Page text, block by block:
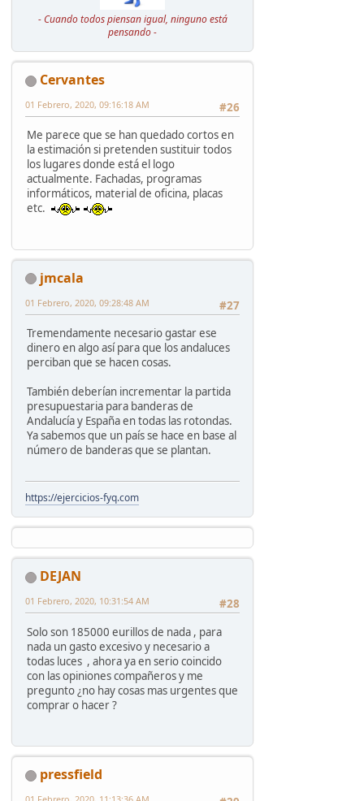
- Cuando todos piensan igual, ninguno está
pensando -
Cervantes
#26
01 Febrero, 2020, 09:16:18 AM
Me parece que se han quedado cortos en
la estimación si pretenden sustituir todos
los lugares donde está el logo
actualmente. Fachadas, programas
informáticos, material de oficina, placas
etc.
jmcala
#27
01 Febrero, 2020, 09:28:48 AM
Tremendamente necesario gastar ese
dinero en algo así para que los andaluces
perciban que se hacen cosas.
También deberían incrementar la partida
presupuestaria para banderas de
Andalucía y España en todas las rotondas.
Ya sabemos que un país se hace en base al
número de banderas que se plantan.
https://ejercicios-fyq.com
DEJAN
#28
01 Febrero, 2020, 10:31:54 AM
Solo son 185000 eurillos de nada , para
nada un gasto excesivo y necesario a
todas luces , ahora ya en serio coincido
con las opiniones compañeros y me
pregunto ¿no hay cosas mas urgentes que
comprar o hacer ?
pressfield